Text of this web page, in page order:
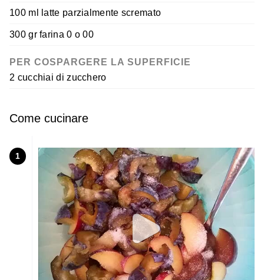
100 ml latte parzialmente scremato
300 gr farina 0 o 00
PER COSPARGERE LA SUPERFICIE
2 cucchiai di zucchero
Come cucinare
1